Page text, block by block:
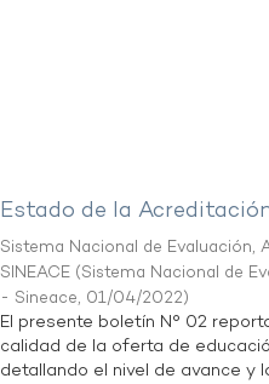
Estado de la
Sistema Nacional de
SINEACE (Sistema Nacional de
- Sineace, 01/04/2022)
El presente boletín N° 02
calidad de la oferta de
detallando el nivel de avance y